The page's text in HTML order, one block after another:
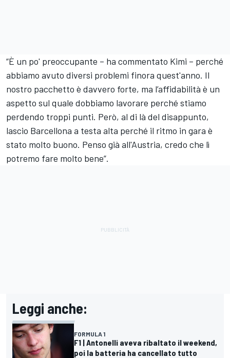
“È un po' preoccupante – ha commentato Kimi – perché
abbiamo avuto diversi problemi finora quest'anno. Il
nostro pacchetto è davvero forte, ma l’affidabilità è un
aspetto sul quale dobbiamo lavorare perché stiamo
perdendo troppi punti. Però, al di là del disappunto,
lascio Barcellona a testa alta perché il ritmo in gara è
stato molto buono. Penso già all'Austria, credo che lì
potremo fare molto bene”.
Leggi anche:
FORMULA 1
F1 | Antonelli aveva ribaltato il weekend,
poi la batteria ha cancellato tutto